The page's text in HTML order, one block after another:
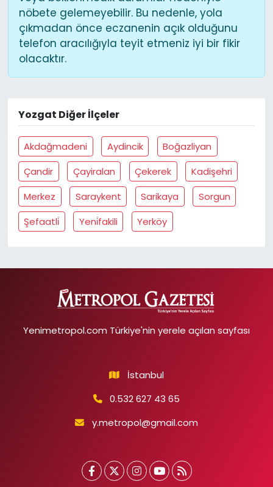
nöbete gelemeyebilir. Bu nedenle, yola
çıkmadan önce eczanenin açık olduğunu
telefon aracılığıyla teyit etmeniz iyi bir fikir
olacaktır.
Yozgat Diğer İlçeler
Akdağmadeni Aydincik
Boğazliyan
Çandir
Çayiralan Çekerek
Kadişehri
Merkez
Saraykent Sarikaya
Sorgun
Şefaatli̇
Yeni̇fakili Yerköy
Yenimetropol.com Türkiye'nin yerele açılan sayfası
İstanbul
0.532 627 43 65
y.metropol@gmail.com